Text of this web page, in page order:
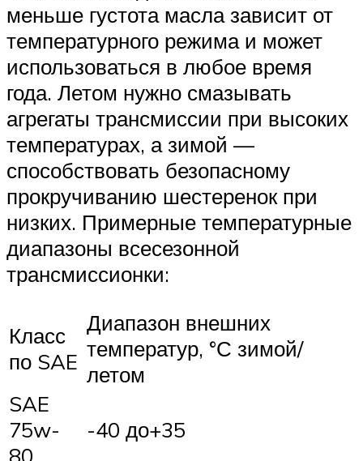
меньше густота масла зависит от
температурного режима и может
использоваться в любое время
года. Летом нужно смазывать
агрегаты трансмиссии при высоких
температурах, а зимой —
способствовать безопасному
прокручиванию шестеренок при
низких. Примерные температурные
диапазоны всесезонной
трансмиссионки:
Класс
по SAE
Диапазон внешних
температур, °С зимой/
летом
SAE
75w-
80
-40 до+35